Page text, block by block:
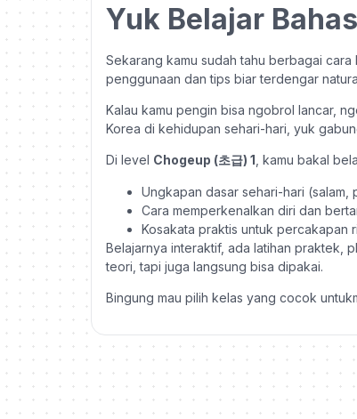
Yuk Belajar
Sekarang kamu sudah tahu berbagai
penggunaan dan tips biar terdengar
Kalau kamu pengin bisa ngobrol lancar,
Korea di kehidupan sehari-hari, yuk
Di level Chogeup (초급) 1 , kamu bakal
Ungkapan dasar sehari-hari (salam,
Cara memperkenalkan diri dan
Kosakata praktis untuk percakapan
Belajarnya interaktif, ada latihan praktek,
teori, tapi juga langsung bisa dipakai.
Bingung mau pilih kelas yang cocok